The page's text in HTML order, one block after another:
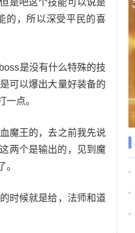
是吧这个技能可以说是
的，所以深受平民的喜
是没有什么特殊的技
可以爆出大量好装备的
点。
魔王的，去之前我先说
两个是输出的，见到魔
。
时候就是给，法师和道